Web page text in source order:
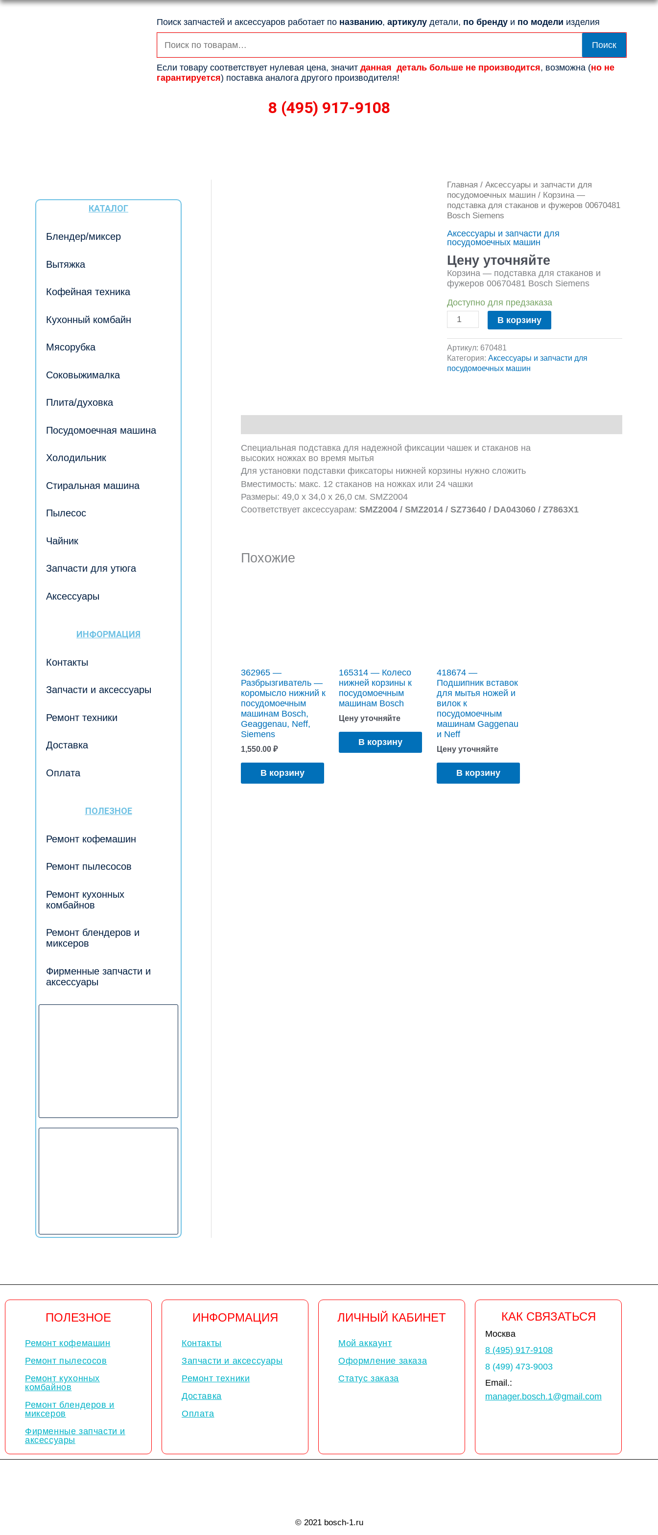
Поиск запчастей и аксессуаров работает по названию, артикулу детали, по бренду и по модели изделия
Поиск
Если товару соответствует нулевая цена, значит данная деталь больше не производится, возможна (но не
гарантируется) поставка аналога другого производителя!
8 (495) 917-9108
КАТАЛОГ
Блендер/миксер
Вытяжка
Кофейная техника
Кухонный комбайн
Мясорубка
Соковыжималка
Плита/духовка
Посудомоечная машина
Холодильник
Стиральная машина
Пылесос
Чайник
Запчасти для утюга
Аксессуары
ИНФОРМАЦИЯ
Контакты
Запчасти и аксессуары
Ремонт техники
Доставка
Оплата
ПОЛЕЗНОЕ
Ремонт кофемашин
Ремонт пылесосов
Ремонт кухонных
комбайнов
Ремонт блендеров и
миксеров
Фирменные запчасти и
аксессуары
Главная / Аксессуары и запчасти для
посудомоечных машин/ Корзина —
подставка для стаканов и фужеров 00670481
Bosch Siemens
Аксессуары и запчасти для
посудомоечных машин
Цену уточняйте
Корзина — подставка для стаканов и
фужеров 00670481 Bosch Siemens
Доступно для предзаказа
Количество
товара
Корзина
-
для
стаканов
и
фужеров
00670481
Bosch
Siemens
В корзину
Артикул: 670481
Категория: Аксессуары и запчасти для
посудомоечных машин
Специальная подставка для надежной фиксации чашек и стаканов на
высоких ножках во время мытья
Для установки подставки фиксаторы нижней корзины нужно сложить
Вместимость: макс. 12 стаканов на ножках или 24 чашки
Размеры: 49,0 x 34,0 x 26,0 см. SMZ2004
Соответствует аксессуарам: SMZ2004 / SMZ2014 / SZ73640 / DA043060 / Z7863X1
Похожие
362965 —
Разбрызгиватель —
коромысло нижний к
посудомоечным
машинам Bosch,
Geaggenau, Neff,
Siemens
1,550.00 ₽
В корзину
165314 — Колесо
нижней корзины к
посудомоечным
машинам Bosch
Цену уточняйте
В корзину
418674 —
Подшипник вставок
для мытья ножей и
вилок к
посудомоечным
машинам Gaggenau
и Neff
Цену уточняйте
В корзину
ПОЛЕЗНОЕ
Ремонт кофемашин
Ремонт пылесосов
Ремонт кухонных
комбайнов
Ремонт блендеров и
миксеров
Фирменные запчасти и
аксессуары
ИНФОРМАЦИЯ
Контакты
Запчасти и аксессуары
Ремонт техники
Доставка
Оплата
ЛИЧНЫЙ КАБИНЕТ
Мой аккаунт
Оформление заказа
Статус заказа
КАК СВЯЗАТЬСЯ
Москва
8 (495) 917-9108
8 (499) 473-9003
Email.:
manager.bosch.1@gmail.com
© 2021 bosch-1.ru